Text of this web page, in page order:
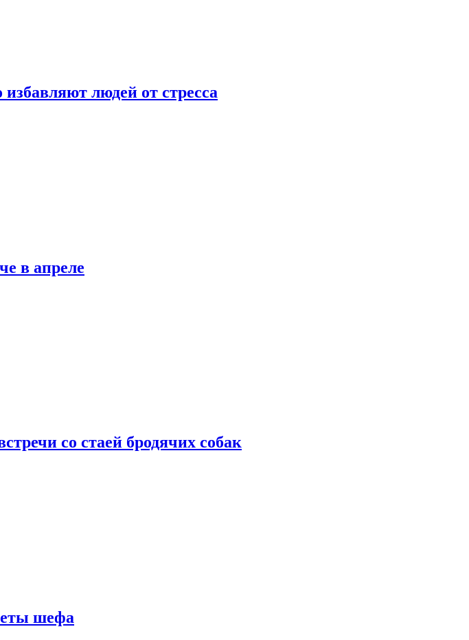
людей от стресса
в апреле
со стаей бродячих собак
шефа